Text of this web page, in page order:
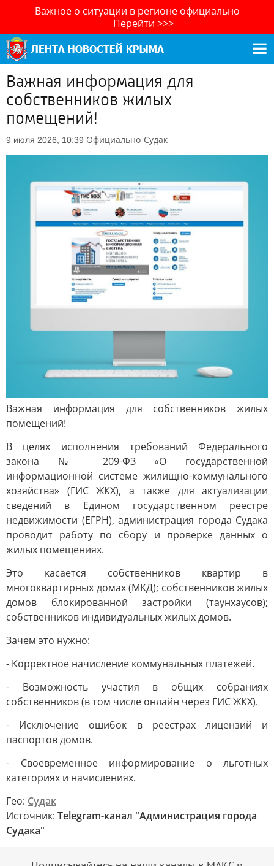
Важное о ситуации в регионе официально
Перейти >>>
Важная информация для
собственников жилых
помещений!
9 июля 2026, 10:39 Официально Судак
Важная информация для собственников жилых
помещений!
В целях исполнения требований Федерального
закона № 209-ФЗ «О государственной
информационной системе жилищно-коммунального
хозяйства» (ГИС ЖКХ), а также для актуализации
сведений в Едином государственном реестре
недвижимости (ЕГРН), администрация города Судака
проводит работу по сбору и проверке данных о
жилых помещениях.
Это касается собственников квартир в
многоквартирных домах (МКД); собственников жилых
домов блокированной застройки (таунхаусов);
собственников индивидуальных жилых домов.
Зачем это нужно:
- Корректное начисление коммунальных платежей.
- Возможность участия в общих собраниях
собственников (в том числе онлайн через ГИС ЖКХ).
- Исключение ошибок в реестрах лицензий и
паспортов домов.
- Своевременное информирование о льготных
категориях и начислениях.
Гео: Судак
Источник: Telegram-канал "Администрация города
Судака"